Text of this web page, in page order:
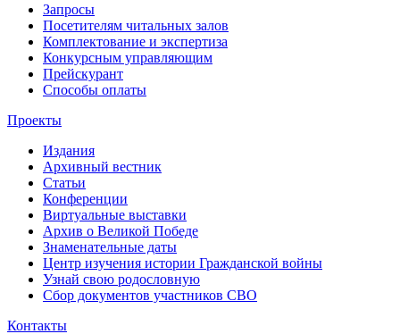
Запросы
Посетителям читальных залов
Комплектование и экспертиза
Конкурсным управляющим
Прейскурант
Способы оплаты
Проекты
Издания
Архивный вестник
Статьи
Конференции
Виртуальные выставки
Архив о Великой Победе
Знаменательные даты
Центр изучения истории Гражданской войны
Узнай свою родословную
Сбор документов участников СВО
Контакты